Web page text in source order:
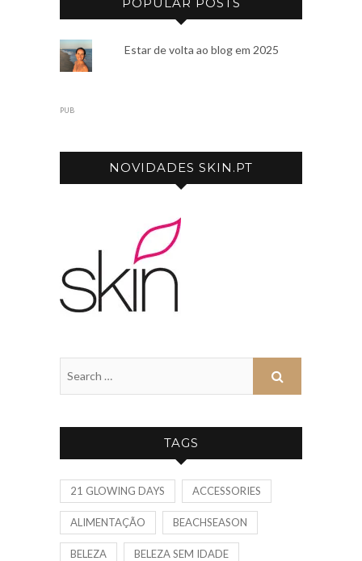
Estar de volta ao blog em 2025
PUB
NOVIDADES SKIN.PT
TAGS
21 GLOWING DAYS ACCESSORIES
ALIMENTAÇÃO BEACHSEASON
BELEZA BELEZA SEM IDADE